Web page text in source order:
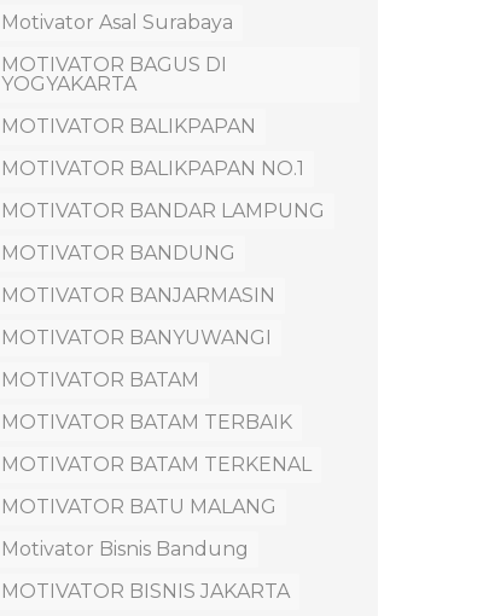
Motivator Asal Surabaya
MOTIVATOR BAGUS DI
YOGYAKARTA
MOTIVATOR BALIKPAPAN
MOTIVATOR BALIKPAPAN NO.1
MOTIVATOR BANDAR LAMPUNG
MOTIVATOR BANDUNG
MOTIVATOR BANJARMASIN
MOTIVATOR BANYUWANGI
MOTIVATOR BATAM
MOTIVATOR BATAM TERBAIK
MOTIVATOR BATAM TERKENAL
MOTIVATOR BATU MALANG
Motivator Bisnis Bandung
MOTIVATOR BISNIS JAKARTA